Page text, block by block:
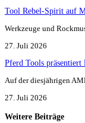
Tool Rebel-Spirit auf
Werkzeuge und
27. Juli 2026
Pferd Tools präsentiert
Auf der diesjährigen
27. Juli 2026
Weitere Beiträge